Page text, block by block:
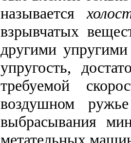
называется
взрывчатых
другими
упругость,
требуемой
воздушном
выбрасывания